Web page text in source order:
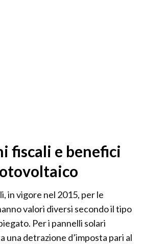
fiscali e benefici
in vigore nel 2015, per le
valori diversi secondo il tipo
Per i pannelli solari
detrazione d’imposta pari al